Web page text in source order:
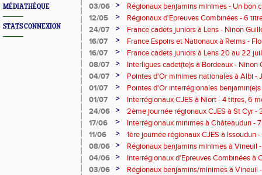
MÉDIATHÈQUE
STATS CONNEXION
03/06
>
Régionaux benjamins minimes - Un bon
médailles d'argent et 6 de bronze
12/05 >
Régionaux d'Epreuves Combinées - 6
24/07
>
France cadets juniors à Lens - Ninon
Bourges) championne de France de la
3m90
16/07 >
France Espoirs et Nationaux à Reims -
Garenne (AC Bourges) 5ème du 5000 m
record du Cher
16/07 >
France cadets juniors à Lens 20 au 22
08/07
>
Interligues cadet(te)s à Bordeaux - Ninon
Bourges) bat le record de Ligue
perche en franchissant 4m00
04/07 >
Pointes d'Or minimes nationales à Albi -
106 pts et Robin Charles (US Berry) 108
01/07 >
Pointes d'Or interrégionales
Ligue de la perche pour Alice Moindrot
01/07 >
Interrégionaux CJES à Niort - 4 titres, 6
bronze
24/06 >
2ème journée régionaux CJES à St Cyr
et record du Cher du 400 m haies cadet
Avord) en 56"41
17/06 >
Interrégionaux minimes à Châteaudun -
de Ligue pour les athlètes du Cher
11/06 >
1ère journée régionaux CJES à Issoudun
08/06
>
Régionaux benjamins minimes à Vineuil
pour les jeunes du Cher
04/06 >
Interrégionaux d'Epreuves Combinées à
record du Cher
03/06 >
Régionaux benjamins/minimes à Vineuil